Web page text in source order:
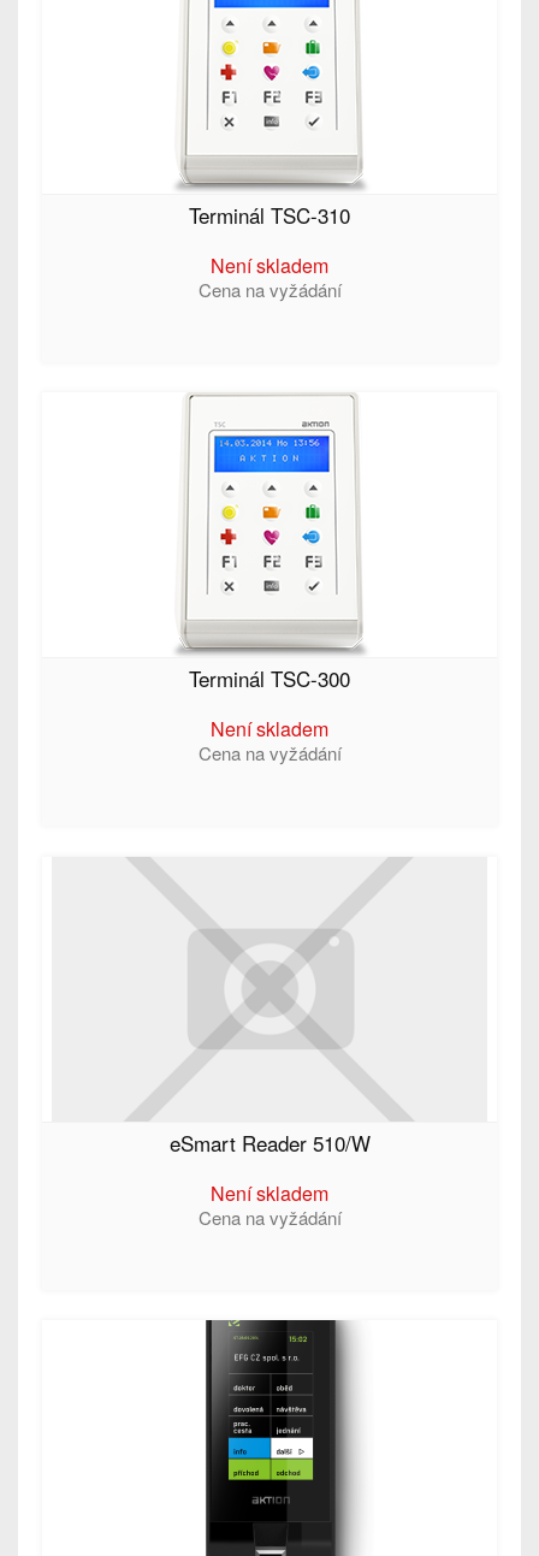
Terminál TSC-310
Není skladem
Cena na vyžádání
Terminál TSC-300
Není skladem
Cena na vyžádání
eSmart Reader 510/W
Není skladem
Cena na vyžádání